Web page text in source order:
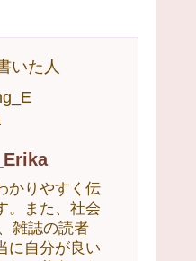
いた人
かりやすく伝
。また、社会
雑誌の読者
に自分が良い